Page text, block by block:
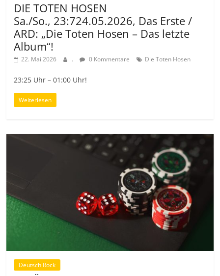
DIE TOTEN HOSEN
Sa./So., 23:724.05.2026, Das Erste /
ARD: „Die Toten Hosen – Das letzte
Album“!
22. Mai 2026 . 0 Kommentare Die Toten Hosen
23:25 Uhr – 01:00 Uhr!
Weiterlesen
Deutsch Rock